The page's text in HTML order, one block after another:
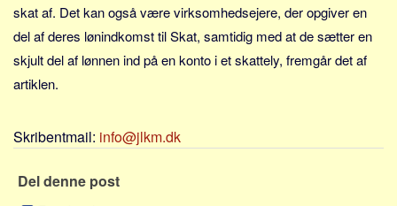
Job
Virksomhed
Investering
Pension og opsparing
Social sikring og sundhed
Transport
Alle
skat af. Det kan også være virksomhedsejere, der opgiver en
del af deres lønindkomst til Skat, samtidig med at de sætter en
skjult del af lønnen ind på en konto i et skattely, fremgår det af
artiklen.
Skribentmail: info@jlkm.dk
Del denne post